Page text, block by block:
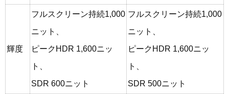
輝度
フルスクリーン持続1,000
ニット、
ピークHDR 1,600ニッ
ト、
SDR 600ニット
フルスクリーン持続1,000
ニット、
ピークHDR 1,600ニッ
ト、
SDR 500ニット